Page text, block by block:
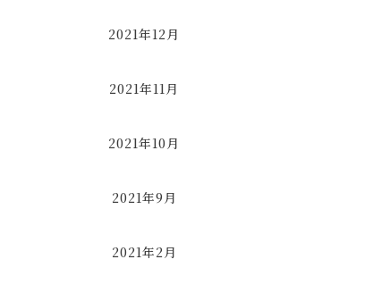
2021年12月
2021年11月
2021年10月
2021年9月
2021年2月